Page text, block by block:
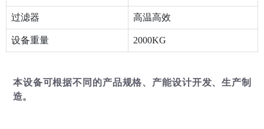
过滤器 高温高效
设备重量 2000KG
本设备可根据不同的产品规格、产能设计开发、生产制
造。